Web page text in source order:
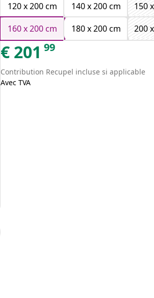
120 x 200 cm
140 x 200 cm
150
160 x 200 cm
180 x 200 cm 200
€ 201 99
Contribution Recupel incluse si applicable
Avec TVA